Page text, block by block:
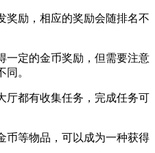
奖励，相应的奖励会随排名不
一定的金币奖励，但需要注意
。
厅都有收集任务，完成任务可
币等物品，可以成为一种获得